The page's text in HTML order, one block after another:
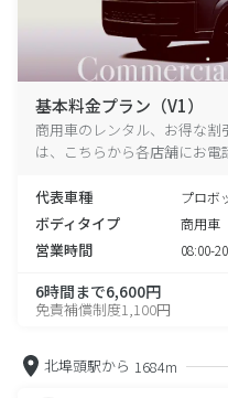
基本料金プラン（V1）
商用車のレンタル、お得な
は、こちらから各店舗にお電
代表車種 プロボ
ボディタイプ 商用車
営業時間 08:00-
6時間まで6,600円
免責補償制度1,100円
北埠頭駅から 1684m